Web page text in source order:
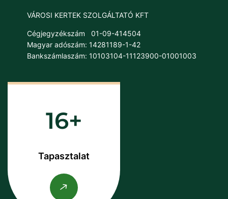
VÁROSI KERTEK SZOLGÁLTATÓ KFT
Cégjegyzékszám
01-09-414504
Magyar adószám: 14281189-1-42
Bankszámlaszám: 10103104-11123900-01001003
16
Tapasztalat